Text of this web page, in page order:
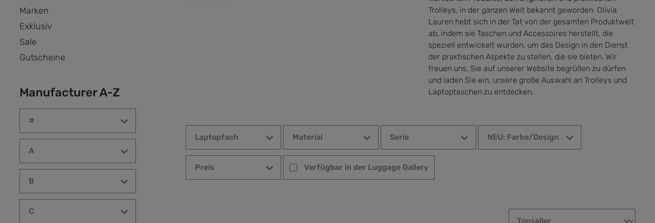
Marken
Exklusiv
Sale
Gutscheine
Manufacturer A-Z
#
A
B
C
Trolleys, in der ganzen Welt bekannt geworden. Olivia
Lauren hebt sich in der Tat von der gesamten Produktwelt
ab, indem sie Taschen und Accessoires herstellt, die
speziell entwickelt wurden, um das Design in den Dienst
der praktischen Aspekte zu stellen, die sie bieten. Wir
freuen uns, Sie auf unserer Website begrüßen zu dürfen
und laden Sie ein, unsere große Auswahl an Trolleys und
Laptoptaschen zu entdecken.
Laptopfach Material Serie NEU: Farbe/Design
Preis Verfügbar in der Luggage Gallery
Verfügbar in der Luggage Gallery